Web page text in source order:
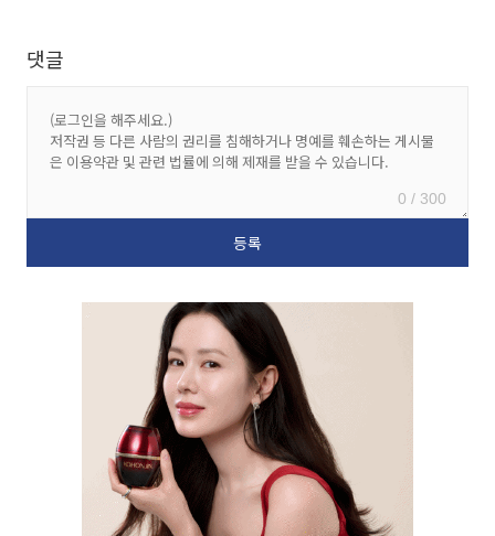
댓글
0 / 300